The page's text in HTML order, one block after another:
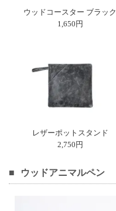
ウッドコースター ブラック
1,650円
レザーポットスタンド
2,750円
ウッドアニマルペン